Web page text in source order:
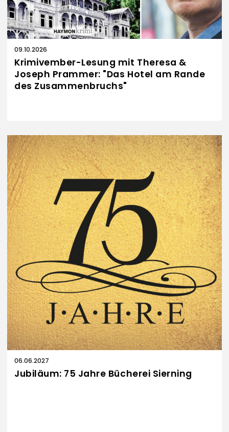
09.10.2026
Krimivember-Lesung mit Theresa &
Joseph Prammer: "Das Hotel am Rande
des Zusammenbruchs"
Rahmen des Festivals "Krimivember"
06.06.2027
Jubiläum: 75 Jahre Bücherei Sierning